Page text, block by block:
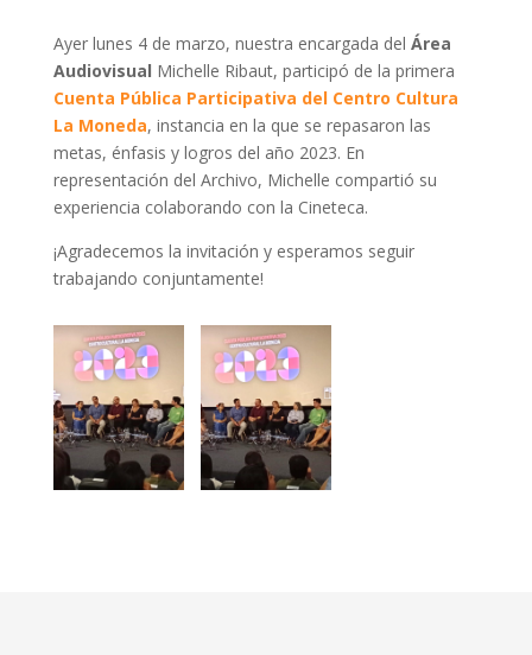
Ayer lunes 4 de marzo, nuestra encargada del Área
Audiovisual Michelle Ribaut, participó de la primera
Cuenta Pública Participativa del Centro Cultura
La Moneda, instancia en la que se repasaron las
metas, énfasis y logros del año 2023. En
representación del Archivo, Michelle compartió su
experiencia colaborando con la Cineteca.
¡Agradecemos la invitación y esperamos seguir
trabajando conjuntamente!